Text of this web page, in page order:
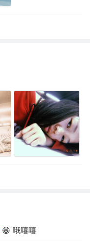
😁 哦嘻嘻